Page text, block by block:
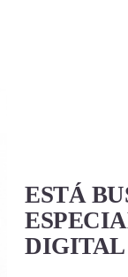
ESTÁ
DIGITAL